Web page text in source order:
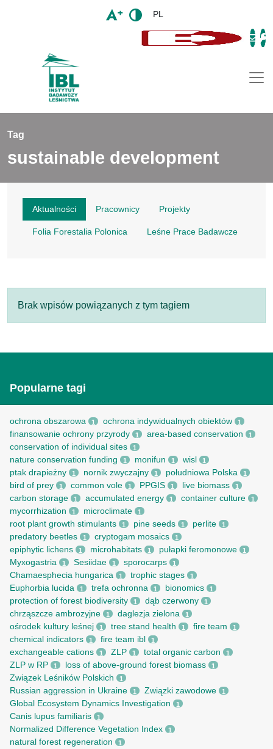
PL
Tag
sustainable development
Aktualności Pracownicy Projekty
Folia Forestalia Polonica Leśne Prace Badawcze
Brak wpisów powiązanych z tym tagiem
Popularne tagi
ochrona obszarowa 1 ochrona indywidualnych obiektów 1
finansowanie ochrony przyrody 1 area-based conservation 1
conservation of individual sites 1
nature conservation funding 1 monifun 1 wisl 1
ptak drapieżny 1 nornik zwyczajny 1 południowa Polska 1
bird of prey 1 common vole 1 PPGIS 1 live biomass 1
carbon storage 1 accumulated energy 1 container culture 1
mycorrhization 1 microclimate 1
root рlant growth stimulants 1 pine seeds 1 perlite 1
predatory beetles 1 cryptogam mosaics 1
epiphytic lichens 1 microhabitats 1 pułapki feromonowe 1
Myxogastria 1 Sesiidae 1 sporocarps 1
Chamaesphecia hungarica 1 trophic stages 1
Euphorbia lucida 1 trefa ochronna 1 bionomics 1
protection of forest biodiversity 1 dąb czerwony 1
chrząszcze ambrozyjne 1 daglezja zielona 1
ośrodek kultury leśnej 1 tree stand health 1 fire team 1
chemical indicators 1 fire team ibl 1
exchangeable cations 1 ZLP 1 total organic carbon 1
ZLP w RP 1 loss of above-ground forest biomass 1
Związek Leśników Polskich 1
Russian aggression in Ukraine 1 Związki zawodowe 1
Global Ecosystem Dynamics Investigation 1
Canis lupus familiaris 1
Normalized Difference Vegetation Index 1
natural forest regeneration 1